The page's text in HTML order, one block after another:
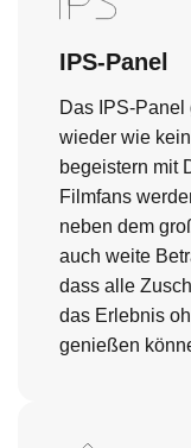
IPS-Panel
Das IPS-
wieder wie
begeistern mit
Filmfans
neben dem
auch weite
dass alle
das Erlebnis
genießen